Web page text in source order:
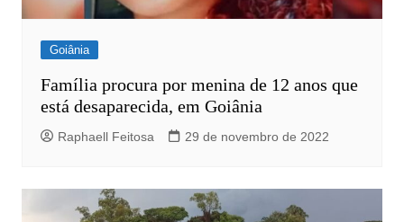
Goiânia
Família procura por menina de 12 anos que
está desaparecida, em Goiânia
Raphaell Feitosa 29 de novembro de 2022